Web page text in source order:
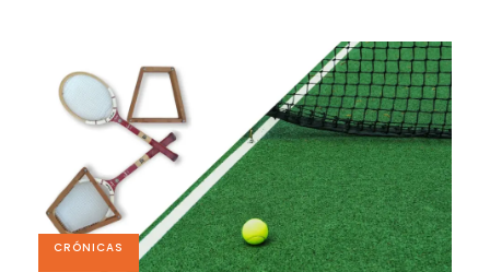
CRÓNICAS